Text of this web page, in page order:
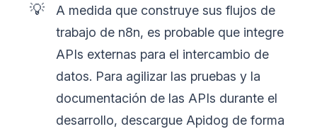
💡
A medida que construye sus flujos de
trabajo de n8n, es probable que integre
APIs externas para el intercambio de
datos. Para agilizar las pruebas y la
documentación de las APIs durante el
desarrollo, descargue Apidog de forma